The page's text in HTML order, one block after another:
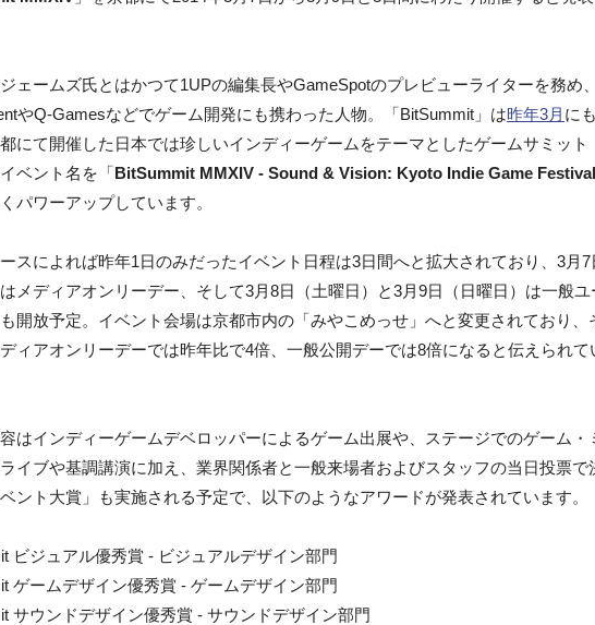
ェームズ氏とはかつて1UPの編集長やGameSpotのプレビューライターを務め
やQ-Gamesなどでゲーム開発にも携わった人物。「BitSummit」は昨年3月 に
にて開催した日本では珍しいインディーゲームをテーマとしたゲームサミット
ベント名を「BitSummit MMXIV - Sound & Vision: Kyoto Indie Game Festival
パワーアップしています。
スによれば昨年1日のみだったイベント日程は3日間へと拡大されており、3月7
はメディアオンリーデー、そして3月8日（土曜日）と3月9日（日曜日）は一般ユ
開放予定。イベント会場は京都市内の「みやこめっせ」へと変更されており、
ィアオンリーデーでは昨年比で4倍、一般公開デーでは8倍になると伝えられて
はインディーゲームデベロッパーによるゲーム出展や、ステージでのゲーム・
イブや基調講演に加え、業界関係者と一般来場者およびスタッフの当日投票で
ント大賞」も実施される予定で、以下のようなアワードが発表されています。
ビジュアル優秀賞 - ビジュアルデザイン部門
ゲームデザイン優秀賞 - ゲームデザイン部門
サウンドデザイン優秀賞 - サウンドデザイン部門